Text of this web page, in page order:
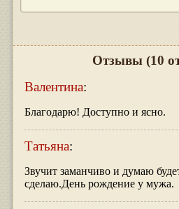
Отзывы (10
Валентина:
Благодарю! Доступно и ясно.
Татьяна:
Звучит заманчиво и думаю
сделаю.День рождение у мужа.